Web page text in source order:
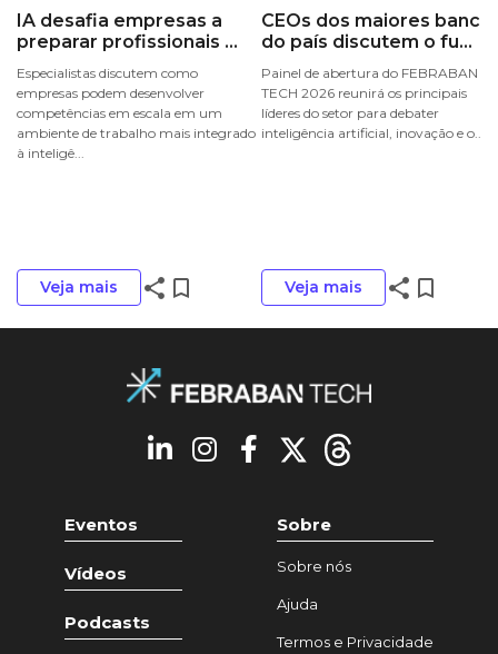
IA desafia empresas a
preparar profissionais ...
Especialistas discutem como
empresas podem desenvolver
competências em escala em um
ambiente de trabalho mais integrado
à inteligê...
Veja mais share bookmark_border
CEOs dos maiores
do país discutem o fu...
Painel de abertura do FEBRABAN
TECH 2026 reunirá os principais
líderes do setor para debater
inteligência artificial, inovação e o...
Veja mais share bookmark_border
Eventos
Vídeos
Podcasts
Sobre
Sobre nós
Ajuda
Termos e Privacidade